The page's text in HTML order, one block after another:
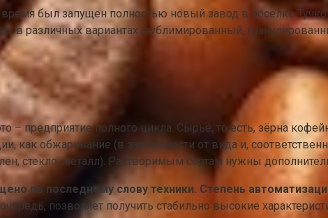
был запущен полностью новый завод в посёлке
в различных вариантах (сублимированный,
– предприятие полного цикла. Сырьё, то есть, зёрна
как обжаривание (в зависимости от вида и,
стекло, металл). Растворимым сортам нужны
по последнему слову техники. Степень
позволяет получить стабильно высокие